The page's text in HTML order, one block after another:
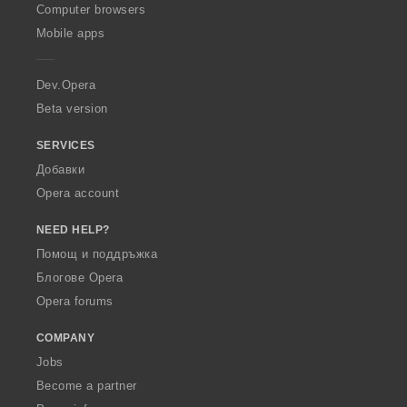
O
p
a
Computer browsers
Mobile apps
Dev.Opera
Beta version
SERVICES
Добавки
Opera account
NEED HELP?
Помощ и поддръжка
Блогове Opera
Opera forums
COMPANY
Jobs
Become a partner